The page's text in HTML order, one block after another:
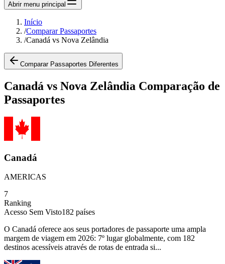
Abrir menu principal
Início
/Comparar Passaportes
/Canadá vs Nova Zelândia
Comparar Passaportes Diferentes
Canadá vs Nova Zelândia Comparação de
Passaportes
Canadá
AMERICAS
7
Ranking
Acesso Sem Visto182 países
O Canadá oferece aos seus portadores de passaporte uma ampla
margem de viagem em 2026: 7º lugar globalmente, com 182
destinos acessíveis através de rotas de entrada si...